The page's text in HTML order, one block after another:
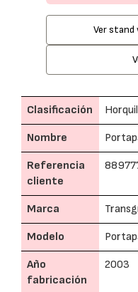
Ver stand
Clasificación
Nombre
Referencia
cliente
Marca
Modelo
Año
fabricación
2003